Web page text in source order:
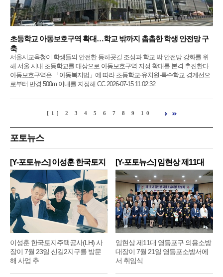
초등학교 아동보호구역 확대…학교 밖까지 촘촘한 학생 안전망 구
축
서울시교육청이 학생들의 안전한 등하굣길 조성과 학교 밖 안전망 강화를 위
해 서울 시내 초등학교를 대상으로 아동보호구역 지정 확대를 본격 추진한다.
아동보호구역은 「아동복지법」에 따라 초등학교·유치원·특수학교 경계선으
로부터 반경 500m 이내를 지정해 CC 2026-07-15 11:02:32
[1] 2 3 4 5 6 7 8 9 10
포토뉴스
[Y-포토뉴스] 이성훈 한국토지
주
이성훈 한국토지주택공사(LH) 사
장이 7월 23일 신길2지구를 방문
해 사업 추
[Y-포토뉴스] 임현상 제11대
영
임현상 제11대 영등포구 의용소방
대장이 7월 21일 영등포소방서에
서 취임식